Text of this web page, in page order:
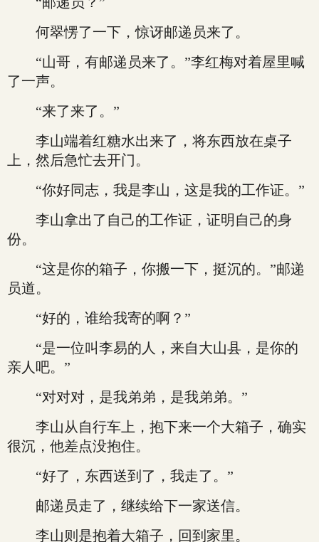
何翠愣了一下，惊讶邮递员来了。
“山哥，有邮递员来了。”李红梅对着屋里喊
了一声。
“来了来了。”
李山端着红糖水出来了，将东西放在桌子
上，然后急忙去开门。
“你好同志，我是李山，这是我的工作证。”
李山拿出了自己的工作证，证明自己的身
份。
“这是你的箱子，你搬一下，挺沉的。”邮递
员道。
“好的，谁给我寄的啊？”
“是一位叫李易的人，来自大山县，是你的
亲人吧。”
“对对对，是我弟弟，是我弟弟。”
李山从自行车上，抱下来一个大箱子，确实
很沉，他差点没抱住。
“好了，东西送到了，我走了。”
邮递员走了，继续给下一家送信。
李山则是抱着大箱子，回到家里。